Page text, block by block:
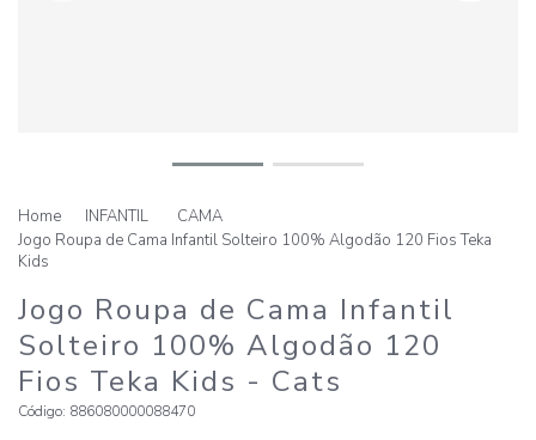
INFANTIL
CAMA
Jogo Roupa de Cama Infantil Solteiro 100% Algodão 120 Fios Teka
Kids
Jogo Roupa de Cama Infantil
Solteiro 100% Algodão 120
Fios Teka Kids - Cats
Código: 886080000088470